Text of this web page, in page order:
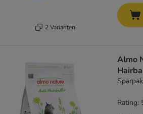
2 Varianten
Almo
Rating: